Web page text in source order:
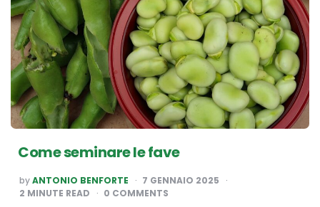
Come seminare le fave
POSTED
BY
byANTONIO BENFORTE
7 GENNAIO 2025
2 MINUTE READ 0 COMMENTS